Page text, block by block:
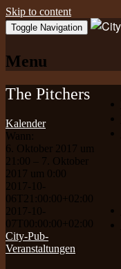
Skip to content
Toggle Navigation
Menu
The Pitchers
Kalender
Wann:
6. Oktober 2017 um
21:00 – 7. Oktober
2017 um 0:00
2017-10-
06T21:00:00+02:00
2017-10-
07T00:00:00+02:00
City-Pub-
Veranstaltungen